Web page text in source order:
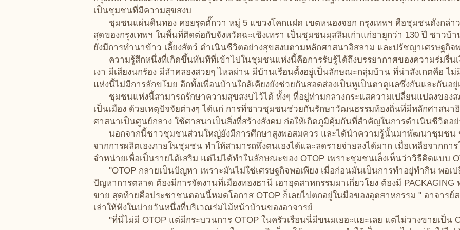
เป็นชุมชนที่มีความสุขสงบ
ชุมชนแผ่นดินทอง คอยรุตตั๊กวา หมู่ 5 แขวงโคกแฝด เขตหนองจอก กรุงเทพฯ คือชุมชนดังกล่า
สุดของกรุงเทพฯ ในพื้นที่ติดต่อกับจังหวัดฉะเชิงเทรา เป็นชุมชนมุสลิมเก่าแก่อายุกว่า 130 ปี ชาวบ้
ยังมีการทำนาข้าว เลี้ยงสัตว์ ดำเนินชีวิตอย่างสุขสงบตามหลักศาสนาอิสลาม และปรัชญาเศรษฐกิจ
ความรู้สึกหนึ่งที่เกิดขึ้นทันทีที่เข้าไปในชุมชนแห่งนี้คือการรับรู้ได้ถึงบรรยากาศของความร่มรื่น
เงา มีเสียงนกร้อง มีลำคลองสวยๆ ไหลผ่าน มีบ้านเรือนตั้งอยู่เป็นลักษณะกลุ่มบ้าน ที่น่าสังเกตคือ ไ
แห่งนี้ไม่มีการลักขโมย อีกทั้งเพื่อนบ้านใกล้เคียงยังช่วยกันสอดส่องเป็นหูเป็นตาดูแลซึ่งกันและกันอยู่
ชุมชนแห่งนี้สามารถรักษาความสุขสงบไว้ได้ ทั้งๆ ที่อยู่ท่ามกลางกระแสความเปลี่ยนแปลงของส
เป็นเมือง ด้วยเหตุปัจจัยต่างๆ ได้แก่ การที่ชาวชุมชนช่วยกันรักษาวัฒนธรรมท้องถิ่นที่มีหลักศาสนา
ศาสนาเป็นศูนย์กลาง ใช้ศาสนาเป็นสิ่งที่สร้างสังคม ก่อให้เกิดภูมิคุ้มกันที่สำคัญในการดำเนินชีวิตอ
นอกจากนี้ชาวชุมชนส่วนใหญ่ยังมีการศึกษาสูงพอสมควร และได้นำความรู้นั้นมาพัฒนาชุมชน
จากการผลิตเองภายในชุมชน ทำให้สามารถพึ่งตนเองได้และลดรายจ่ายลงได้มาก เมื่อเหลือจากกา
จำหน่ายเพื่อเป็นรายได้เสริม แต่ไม่ได้ทำในลักษณะของ OTOP เพราะชุมชนเล็งเห็นว่าวิธีคิดแบบ
"OTOP กลายเป็นปัญหา เพราะมันไม่ใช่เศรษฐกิจพอเพียง เมื่อก่อนมันเป็นการทำอยู่ทำกิน พอเ
ปัญหาการตลาด ต้องมีการจัดงานที่เมืองทองธานี เอาอุตสาหกรรมมาเกี่ยวโยง ต้องมี
ขาย สุดท้ายคือประชาชนตอนนี้หมดโอกาส OTOP ก็เลยไปตกอยู่ในมือของอุตสาหกรรม " อาจาร
เล่าให้ฟังในบ่ายวันหนึ่งที่บริเวณร่มไม้หน้าบ้านของอาจารย์
"ที่นี่ไม่มี OTOP แต่มีกระบวนการ OTOP ในครัวเรือนนี่มีขนมเยอะแยะเลย แต่ไม่วางขายเป็น